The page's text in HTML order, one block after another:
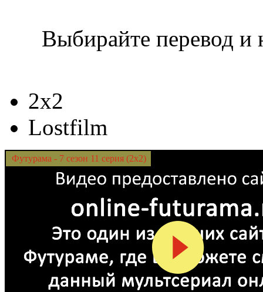
Выбирайте перевод и
2x2
Lostfilm
Футурама - 7 сезон 11 серия (2x2)